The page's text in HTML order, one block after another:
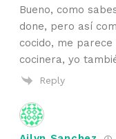
Bueno, como
done, pero así
cocido, me
cocinera, yo
Reply